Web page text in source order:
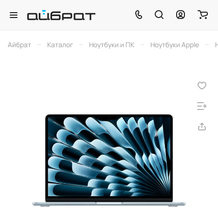
Айбрат – Каталог – Ноутбуки и ПК – Ноутбуки Apple –